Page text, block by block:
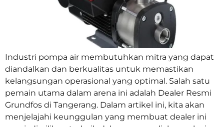
Industri pompa air membutuhkan mitra yang dapat
diandalkan dan berkualitas untuk memastikan
kelangsungan operasional yang optimal. Salah satu
pemain utama dalam arena ini adalah Dealer Resmi
Grundfos di Tangerang. Dalam artikel ini, kita akan
menjelajahi keunggulan yang membuat dealer ini